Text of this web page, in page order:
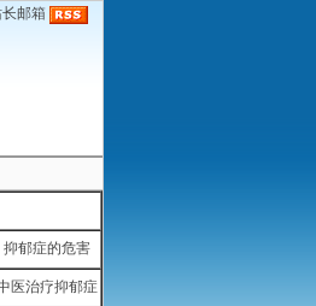
邮箱
抑郁症的危害
医治疗抑郁症